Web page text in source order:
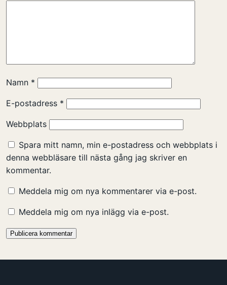
Namn *
E-postadress *
Webbplats
Spara mitt namn, min e-postadress och webbplats i
denna webbläsare till nästa gång jag skriver en
kommentar.
Meddela mig om nya kommentarer via e-post.
Meddela mig om nya inlägg via e-post.